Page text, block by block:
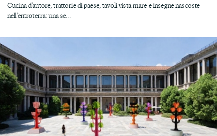
Cucina d’autore, trattorie di paese, tavoli vista mare e insegne nascoste
nell’entroterra: una se...